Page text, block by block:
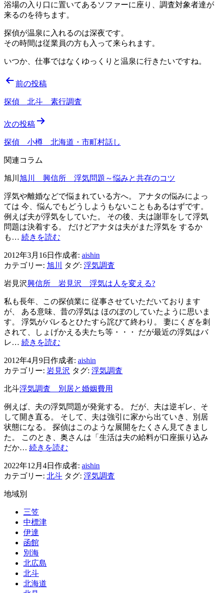
浴場の入り口に置いてあるソファーに座り、調査対象者達が
来るのを待ちます。
探偵が温泉に入れるのは深夜です。
その時間は従業員の方も入って来られます。
いつか、仕事ではなくゆっくりと温泉に行きたいですね。
投
稿
ビ
ゲ
ー
シ
ョ
ン
前の投稿
探偵 北斗 素行調査
次の投稿
探偵 小樽 北海道・市町村話し
関連コラム
旭川 旭川 興信所 浮気問題～悩みと共存のコツ
浮気や離婚などで悩まれている方へ。 アナタの悩みによっ
ては 今、悩んでもどうしようもないこともあるはずです。
例えば夫が浮気をしていた。 その後、夫は謝罪をして浮気
問題は決着する。 だけどアナタは夫がまた浮気を するか
も… 続きを読む
興
信
所
浮
気
問
題
～
悩
と
共
の
ツ
2012年3月16日 作成者: aishin
カテゴリー: 旭川 タグ: 浮気調査
岩見沢興信所 岩見沢 浮気は人を変える?
私も長年、この探偵業に 従事させていただいております
が、 ある意味、昔の浮気は ほのぼのしていたように思いま
す。 浮気がバレるとひたすら詫びて終わり。 妻にくぎを刺
されて、しょげかえる夫たち等・・・ だが最近の浮気はバ
レ… 続きを読む
所
岩
見
沢
浮
気
は
人
を
変
え
る?
2012年4月9日 作成者: aishin
カテゴリー: 岩見沢 タグ: 浮気調査
北斗浮気調査 別居と婚姻費用
例えば、夫の浮気問題が発覚する。 だが、夫は逆ギレ、そ
して開き直る。 そして、夫は強引に家から出ていき、別居
状態になる。 探偵はこのような展開をたくさん見てきまし
た。 このとき、奥さんは「生活は夫の給料が口座振り込み
だか… 続きを読む
調
査
2022年12月4日 作成者: aishin
カテゴリー: 北斗 タグ: 浮気調査
地域別
三笠
中標津
伊達
函館
別海
北広島
北斗
北海道